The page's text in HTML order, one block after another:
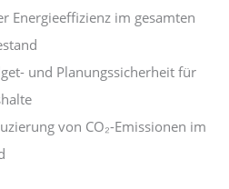
Energieeffizienz im gesamten
und Planungssicherheit für
von CO₂-Emissionen im